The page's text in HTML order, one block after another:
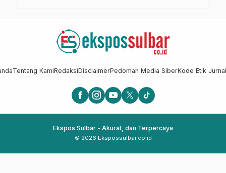
Tentang KamiRedaksiDisclaimerPedoman Media SiberKode Etik
Ekspos Sulbar - Akurat, dan Terpercaya
© 2026 Ekspossulbar.co.id